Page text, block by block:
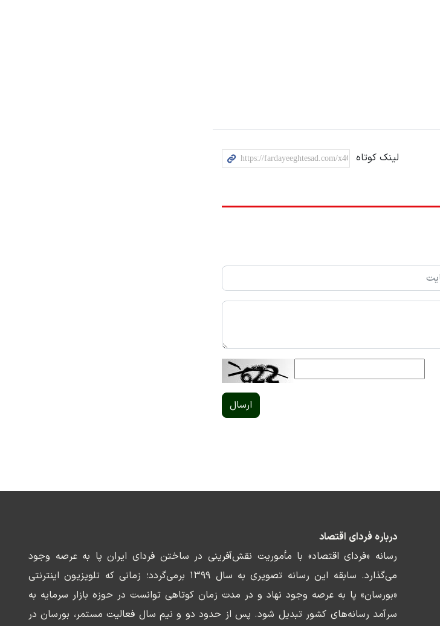
لینک کوتاه
ارسال
درباره فردای اقتصاد
رسانه «فردای اقتصاد» با مأموریت نقش‌آفرینی در ساختن فردای ایران پا به عرصه وجود
می‌گذارد. سابقه این رسانه تصویری به سال ۱۳۹۹ برمی‌گردد؛ زمانی که تلویزیون اینترنتی
«بورسان» پا به عرصه وجود نهاد و در مدت زمان کوتاهی توانست در حوزه بازار سرمایه به
سرآمد رسانه‌های کشور تبدیل شود. پس از حدود دو و نیم سال فعالیت مستمر، بورسان در